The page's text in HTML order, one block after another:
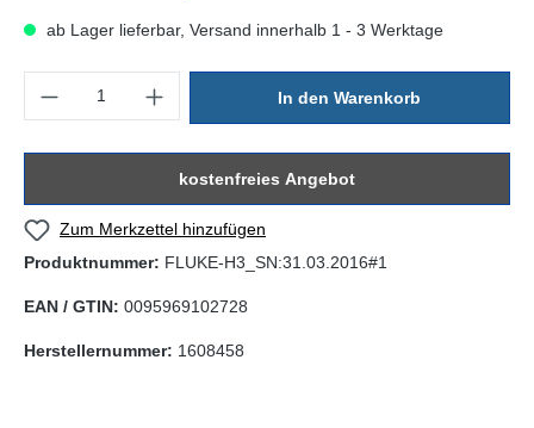
ab Lager lieferbar, Versand innerhalb 1 - 3 Werktage
In den Warenkorb
kostenfreies Angebot
Zum Merkzettel hinzufügen
Produktnummer: FLUKE-H3_SN:31.03.2016#1
EAN / GTIN: 0095969102728
Herstellernummer: 1608458